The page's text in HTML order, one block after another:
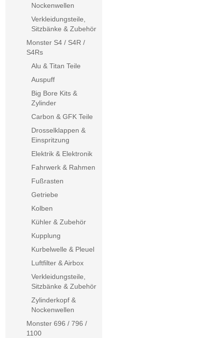
Nockenwellen
Verkleidungsteile,
Sitzbänke & Zubehör
Monster S4 / S4R /
S4Rs
Alu & Titan Teile
Auspuff
Big Bore Kits &
Zylinder
Carbon & GFK Teile
Drosselklappen &
Einspritzung
Elektrik & Elektronik
Fahrwerk & Rahmen
Fußrasten
Getriebe
Kolben
Kühler & Zubehör
Kupplung
Kurbelwelle & Pleuel
Luftfilter & Airbox
Verkleidungsteile,
Sitzbänke & Zubehör
Zylinderkopf &
Nockenwellen
Monster 696 / 796 /
1100